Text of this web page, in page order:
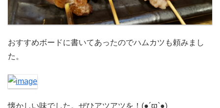
おすすめボードに書いてあったのでハムカツも頼みまし
た。
懐かしい味でした。ぜひアツアツを！(●´ϖ`●)